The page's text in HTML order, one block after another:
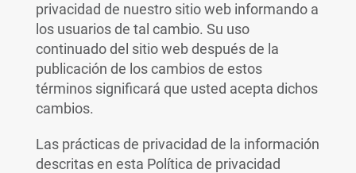
privacidad de nuestro sitio web informando a
los usuarios de tal cambio. Su uso
continuado del sitio web después de la
publicación de los cambios de estos
términos significará que usted acepta dichos
cambios.
Las prácticas de privacidad de la información
descritas en esta Política de privacidad